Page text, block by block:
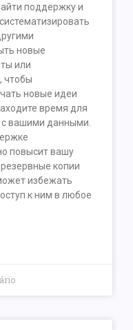
поддержку и
новые
или
чтобы
новые идеи
время для
с вашими данными.
повысит вашу
копии
избежать
к ним в любое